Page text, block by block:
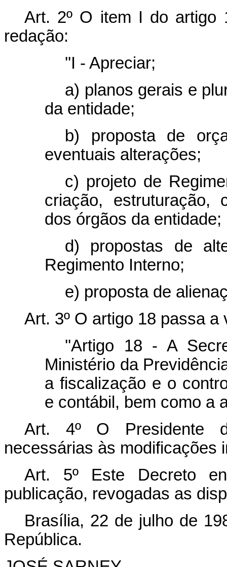
Art. 2º O item I do artigo
redação:
''I - Apreciar;
a) planos gerais e
da entidade;
b) proposta de
eventuais alterações;
c) projeto de
criação, estruturação,
dos órgãos da entidade;
d) propostas de
Regimento Interno;
e) proposta de
Art. 3º O artigo 18 passa
''Artigo 18 - A
Ministério da
a fiscalização e o
e contábil, bem como a
Art. 4º O Presidente
necessárias às modificações
Art. 5º Este Decreto
publicação, revogadas as
Brasília, 22 de julho de
República.